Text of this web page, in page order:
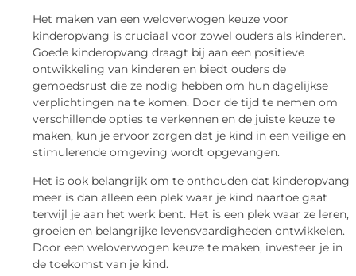
Het maken van een weloverwogen keuze voor
kinderopvang is cruciaal voor zowel ouders als kinderen.
Goede kinderopvang draagt bij aan een positieve
ontwikkeling van kinderen en biedt ouders de
gemoedsrust die ze nodig hebben om hun dagelijkse
verplichtingen na te komen. Door de tijd te nemen om
verschillende opties te verkennen en de juiste keuze te
maken, kun je ervoor zorgen dat je kind in een veilige en
stimulerende omgeving wordt opgevangen.
Het is ook belangrijk om te onthouden dat kinderopvang
meer is dan alleen een plek waar je kind naartoe gaat
terwijl je aan het werk bent. Het is een plek waar ze leren,
groeien en belangrijke levensvaardigheden ontwikkelen.
Door een weloverwogen keuze te maken, investeer je in
de toekomst van je kind.